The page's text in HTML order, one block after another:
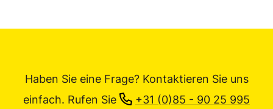
Haben Sie eine Frage? Kontaktieren Sie uns
einfach. Rufen Sie
+31 (0)85 - 90 25 995